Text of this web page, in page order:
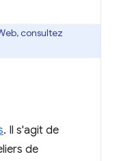
consultez
. Il s'agit de
de